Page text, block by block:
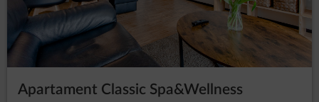
Apartament Classic Spa&Wellness